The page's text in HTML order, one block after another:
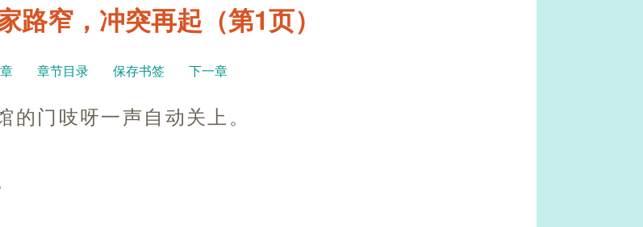
路窄，冲突再起（第1页）
章节目录 保存书签 下一章
门吱呀一声自动关上。